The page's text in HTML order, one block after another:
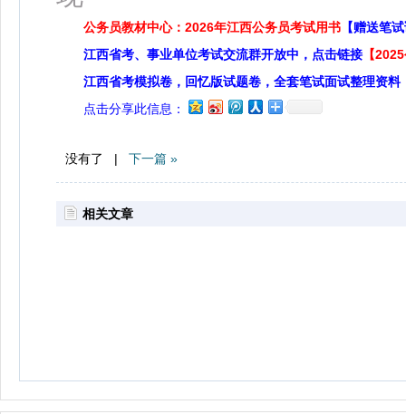
公务员教材中心：2026年江西公务员考试用书 【赠送笔
江西省考、事业单位考试交流群开放中，点击链接 【
江西省考模拟卷，回忆版试题卷，全套笔试面试整理资料
点击分享此信息：
没有了 | 下一篇 »
相关文章